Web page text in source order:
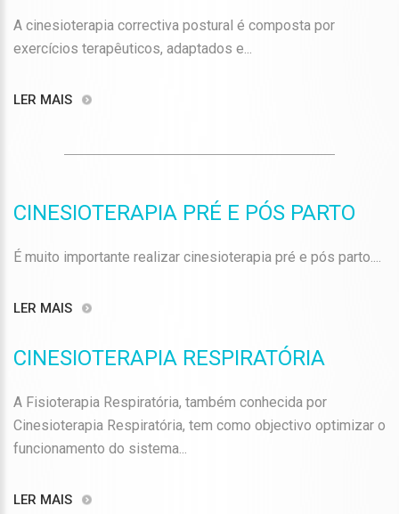
A cinesioterapia correctiva postural é composta por
exercícios terapêuticos, adaptados e...
LER MAIS
CINESIOTERAPIA PRÉ E PÓS PARTO
É muito importante realizar cinesioterapia pré e pós parto....
LER MAIS
CINESIOTERAPIA RESPIRATÓRIA
A Fisioterapia Respiratória, também conhecida por
Cinesioterapia Respiratória, tem como objectivo optimizar o
funcionamento do sistema...
LER MAIS